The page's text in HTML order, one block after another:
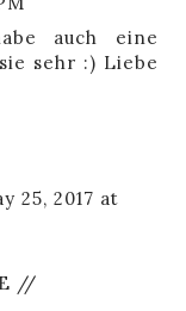
auch eine
sehr :) Liebe
25, 2017 at
//